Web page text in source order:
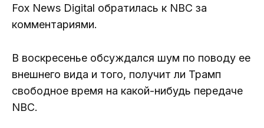
Fox News Digital обратилась к NBC за
комментариями.
В воскресенье обсуждался шум по поводу ее
внешнего вида и того, получит ли Трамп
свободное время на какой-нибудь передаче
NBC.